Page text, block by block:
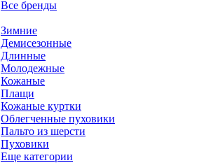
Все бренды
Зимние
Демисезонные
Длинные
Молодежные
Кожаные
Плащи
Кожаные куртки
Облегченные пуховики
Пальто из шерсти
Пуховики
Еще категории